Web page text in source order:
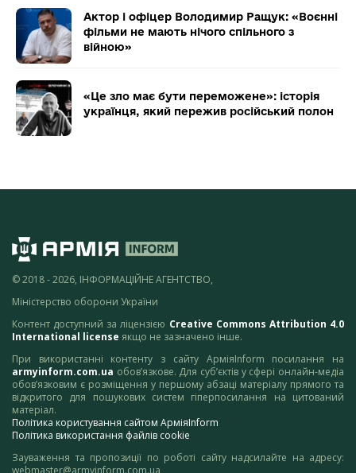
Актор і офіцер Володимир Ращук: «Воєнні
фільми не мають нічого спільного з
війною»
«Це зло має бути переможене»: історія
українця, який пережив російський полон
© 2018 - 2026, ІНФОРМАЦІЙНЕ АГЕНТСТВО,
Міністерство оборони України
Контент доступний за ліцензією Creative Commons Attribution 4.0
International license якщо не зазначено інше.
При використанні контенту з сайту АрміяInform посилання на
armyinform.com.ua обов’язкове. Для суб’єктів у сфері онлайн-медіа
обов’язковим є розміщення у першому абзаці матеріалу прямого та
відкритого для пошукових систем гіперпосилання на цитований
матеріал.
Політика користування сайтом АрміяInform
Політика використання файлів cookie
Зауваження та пропозиції по роботі сайту надсилайте на адресу: